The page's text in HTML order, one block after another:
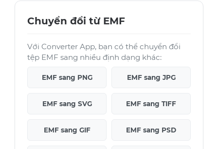
Chuyển đổi từ EMF
Với Converter App, bạn có thể chuyển đổi
tệp EMF sang nhiều định dạng khác:
EMF sang PNG EMF sang JPG
EMF sang SVG EMF sang TIFF
EMF sang GIF EMF sang PSD